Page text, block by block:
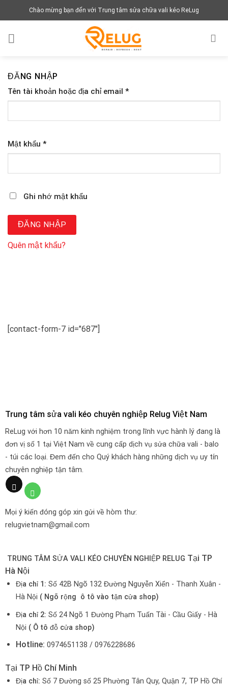
đến
dung
Chào mừng bạn đến với Trung tâm sửa chữa vali kéo ReLug
ĐĂNG NHẬP
Tên tài khoản hoặc địa chỉ email *
Mật khẩu *
Ghi nhớ mật khẩu
ĐĂNG NHẬP
Quên mật khẩu?
[contact-form-7 id="687"]
Trung tâm sửa vali kéo chuyên nghiệp Relug Việt Nam
ReLug với hơn 10 năm kinh nghiệm trong lĩnh vực hành lý đang là
đơn vị số 1 tại Việt Nam về cung cấp dịch vụ sửa chữa vali - balo
- túi các loại. Đem đến cho Quý khách hàng những dịch vụ uy tín
chuyên nghiệp tận tâm.
Mọi ý kiến đóng góp xin gửi về hòm thư:
relugvietnam@gmail.com
TRUNG TÂM SỬA VALI KÉO CHUYÊN NGHIỆP RELUG Tại TP
Hà Nội
Địa chỉ 1: Số 42B Ngõ 132 Đường Nguyễn Xiển - Thanh Xuân -
Hà Nội ( Ngõ rộng ô tô vào tận cửa shop)
Địa chỉ 2: Số 24 Ngõ 1 Đường Phạm Tuấn Tài - Cầu Giấy - Hà
Nội ( Ô tô đỗ cửa shop)
Hotline: 0974651138 / 0976228686
Tại TP Hồ Chí Minh
Địa chỉ: Số 7 Đường số 25 Phường Tân Quy, Quận 7, TP Hồ Chí